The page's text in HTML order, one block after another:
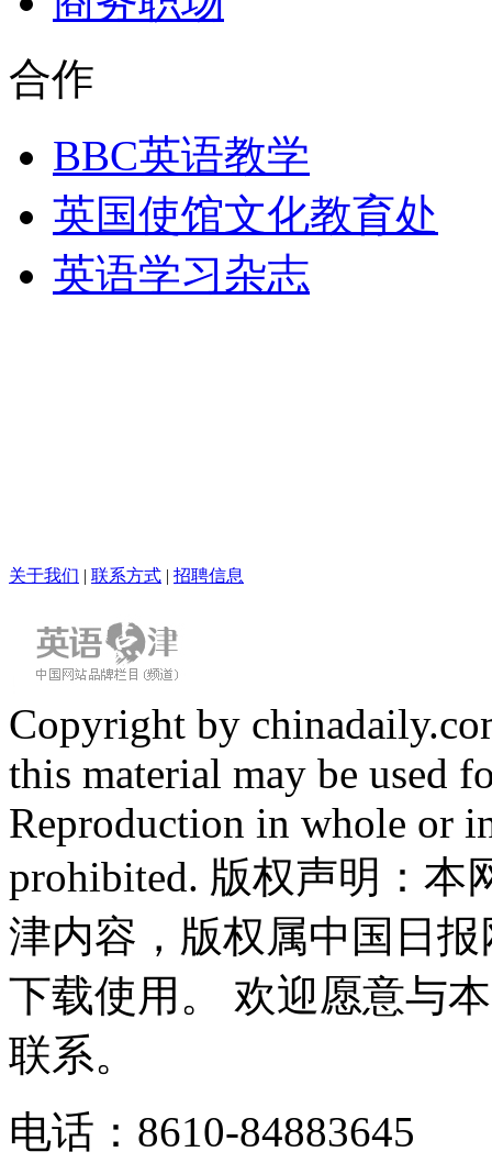
合作
BBC英语教学
英国使馆文化教育处
英语学习杂志
关于我们 | 联系方式 | 招聘信息
Copyright by
this material may be used
Reproduction in whole or
prohibited. 版权声明：
津内容，版权属中国日
下载使用。 欢迎愿意与
联系。
电话：8610-84883645